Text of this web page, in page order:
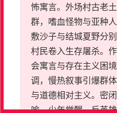
怖寓言。外场村古老
群，嗜血怪物与亚种
敷沙子与结城夏野分
村民卷入生存屠杀。
会寓言与存在主义困
调，慢热叙事引爆群
与道德相对主义。密
喻、少年觉醒、反英